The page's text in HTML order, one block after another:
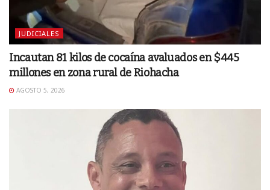
JUDICIALES
Incautan 81 kilos de cocaína avaluados en $445
millones en zona rural de Riohacha
AGOSTO 5, 2026